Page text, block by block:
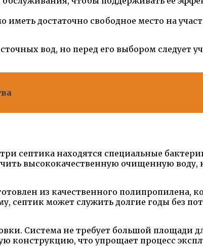
достаточно свободное место на
вод, но перед его выбором следует
септика находятся специальные
высококачественную очищенную
из качественного полипропилена,
септик может служить долгие годы без
Система не требует большой площади
конструкцию, что упрощает процесс